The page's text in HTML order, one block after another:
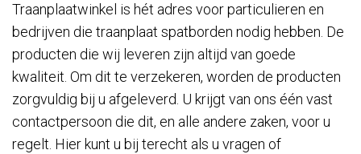
Traanplaatwinkel is hét adres voor particulieren en
bedrijven die traanplaat spatborden nodig hebben. De
producten die wij leveren zijn altijd van goede
kwaliteit. Om dit te verzekeren, worden de producten
zorgvuldig bij u afgeleverd. U krijgt van ons één vast
contactpersoon die dit, en alle andere zaken, voor u
regelt. Hier kunt u bij terecht als u vragen of